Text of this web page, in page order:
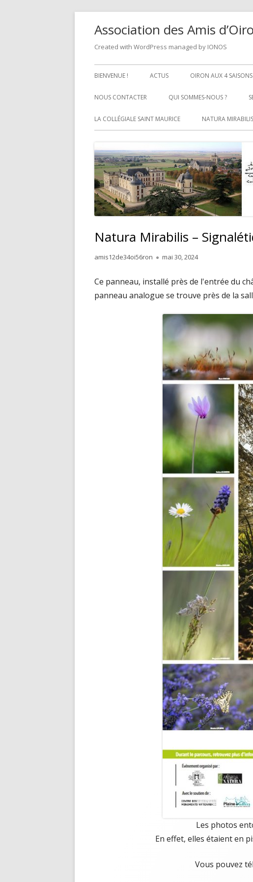
Association des Amis
Created with WordPress managed by IONOS
Primary
Menu
BIENVENUE ! ACTUS OIRON AUX 4 SAISONS
NOUS CONTACTER QUI SOMMES-NOUS ?
LA COLLÉGIALE SAINT MAURICE NATURA MIRABILIS
Natura Mirabilis –
Author
amis12de34oi56ron
Published
mai 30, 2024
Ce panneau, installé près de l'entrée du
panneau analogue se trouve près de la
Les photos
En effet, elles étaient en
Vous pouvez